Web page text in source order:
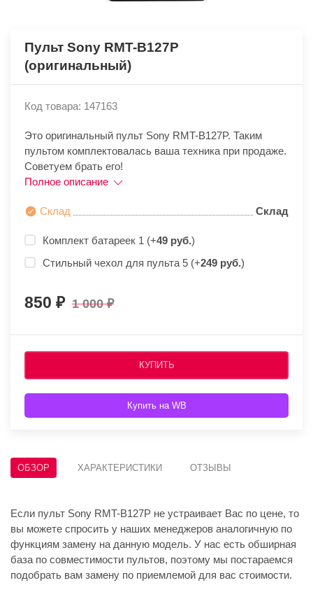
Пульт Sony RMT-B127P
(оригинальный)
Код товара: 147163
Это оригинальный пульт Sony RMT-B127P. Таким
пультом комплектовалась ваша техника при продаже.
Советуем брать его!
Полное описание
Склад Склад
Комплект батареек 1 (+49 руб.)
Стильный чехол для пульта 5 (+249 руб.)
850 1 000
КУПИТЬ
Купить на WB
ОБЗОР ХАРАКТЕРИСТИКИ ОТЗЫВЫ
Если пульт Sony RMT-B127P не устраивает Вас по цене, то
вы можете спросить у наших менеджеров аналогичную по
функциям замену на данную модель. У нас есть обширная
база по совместимости пультов, поэтому мы постараемся
подобрать вам замену по приемлемой для вас стоимости.